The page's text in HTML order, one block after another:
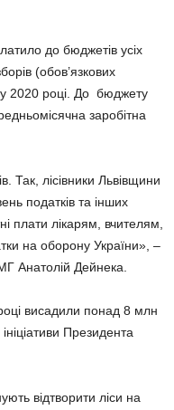
до бюджетів усіх
(обов’язкових
2020 році. До бюджету
заробітна
Так, лісівники Львівщини
податків та інших
плати лікарям, вчителям,
на оборону України», –
Анатолій Дейнека.
висадили понад 8 млн
Президента
відтворити ліси на